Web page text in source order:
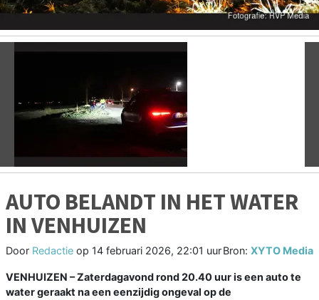
Vorige
AUTO BELANDT IN HET WATER
IN VENHUIZEN
Door Redactie op 14 februari 2026, 22:01 uurBron: XYTO Media
VENHUIZEN – Zaterdagavond rond 20.40 uur is een auto te
water geraakt na een eenzijdig ongeval op de